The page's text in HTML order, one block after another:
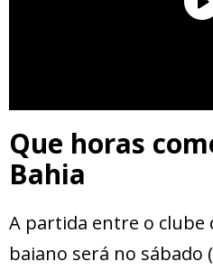
Que horas
Bahia
A partida entre o clube
baiano será no sábado